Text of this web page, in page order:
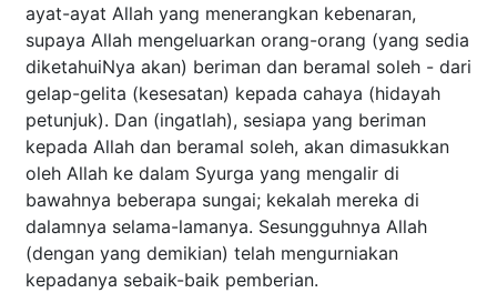
ayat-ayat Allah yang menerangkan kebenaran,
supaya Allah mengeluarkan orang-orang (yang sedia
diketahuiNya akan) beriman dan beramal soleh - dari
gelap-gelita (kesesatan) kepada cahaya (hidayah
petunjuk). Dan (ingatlah), sesiapa yang beriman
kepada Allah dan beramal soleh, akan dimasukkan
oleh Allah ke dalam Syurga yang mengalir di
bawahnya beberapa sungai; kekalah mereka di
dalamnya selama-lamanya. Sesungguhnya Allah
(dengan yang demikian) telah mengurniakan
kepadanya sebaik-baik pemberian.